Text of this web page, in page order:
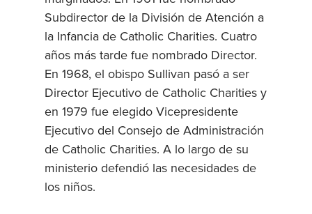
Subdirector de la División de Atención a
la Infancia de Catholic Charities. Cuatro
años más tarde fue nombrado Director.
En 1968, el obispo Sullivan pasó a ser
Director Ejecutivo de Catholic Charities y
en 1979 fue elegido Vicepresidente
Ejecutivo del Consejo de Administración
de Catholic Charities. A lo largo de su
ministerio defendió las necesidades de
los niños.